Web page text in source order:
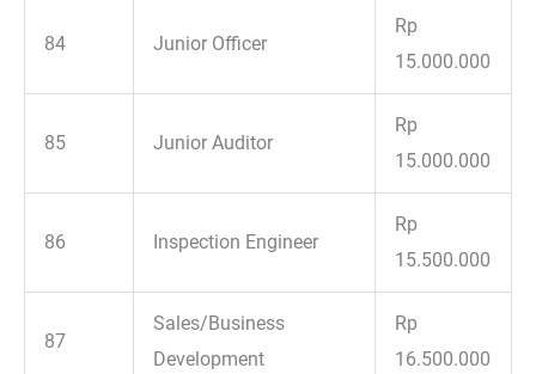
84 Junior Officer
Rp
15.000.000
85 Junior Auditor
Rp
15.000.000
86 Inspection Engineer
Rp
15.500.000
87
Sales/Business
Development
Rp
16.500.000